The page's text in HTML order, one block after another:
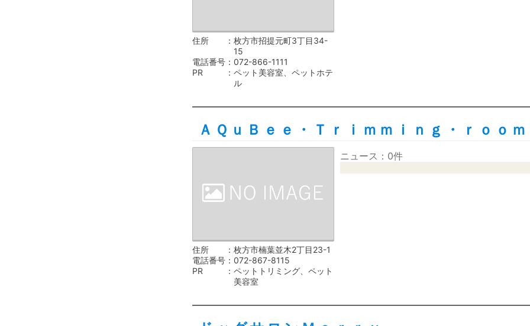
住所
枚方市招提元町3丁目34-
15
電話番号
072-866-1111
PR
ペット美容室、ペットホテ
ル
ＡＱｕＢｅｅ・Ｔｒｉｍｍｉｎｇ・ｒｏｏｍ
住所
枚方市楠葉並木2丁目23-1
電話番号
072-867-8115
PR
ペットトリミング、ペット
美容室
ニュース：0件